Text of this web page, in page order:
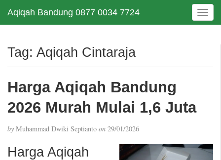
Aqiqah Bandung 0877 0034 7724
T
o
e
t
Tag: Aqiqah Cintaraja
Harga Aqiqah Bandung
2026 Murah Mulai 1,6 Juta
by Muhammad Dwiki Septianto on 29/01/2026
Harga Aqiqah